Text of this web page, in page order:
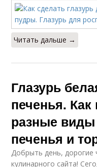
Читать дальше →
Глазурь
печенья. Как
разные виды
печенья и
Добрыть день, дорогие
кулинарного сайта!